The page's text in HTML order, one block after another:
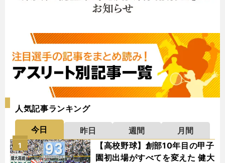
人気記事ランキング
今日 昨日 週間
月間
【高校野球】創部10年目の甲子
園初出場がすべてを変えた 健大
1